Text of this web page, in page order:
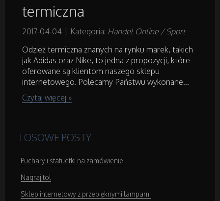
Wynajem
Usługi Motoryzacyjne
Salony, Komisy
Agencje Reklamowe
Materiały Reklamowe
Inne Agencje
termiczna
2017-04-04 Kategoria: Handel Online / Sport
Odzież termiczna znanych na rynku marek, takich
jak Adidas oraz Nike, to jedna z propozycji, które
oferowane są klientom naszego sklepu
internetowego. Polecamy Państwu wykonane...
Czytaj więcej »
LOSOWE POSTY
Puchary i statuetki na zamówienie
Nagraj to!
Sklep internetowy z przepięknymi lampami